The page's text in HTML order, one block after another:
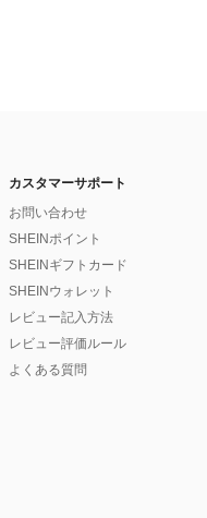
カスタマーサポート
お問い合わせ
SHEINポイント
SHEINギフトカード
SHEINウォレット
レビュー記入方法
レビュー評価ルール
よくある質問